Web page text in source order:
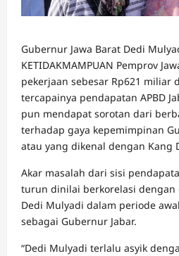
Gubernur Jawa Barat Dedi
KETIDAKMAMPUAN Pemprov
pekerjaan sebesar Rp621 miliar
tercapainya pendapatan APBD
pun mendapat sorotan dari
terhadap gaya kepemimpinan
atau yang dikenal dengan Kang
Akar masalah dari sisi
turun dinilai berkorelasi dengan
Dedi Mulyadi dalam periode
sebagai Gubernur Jabar.
“Dedi Mulyadi terlalu asyik